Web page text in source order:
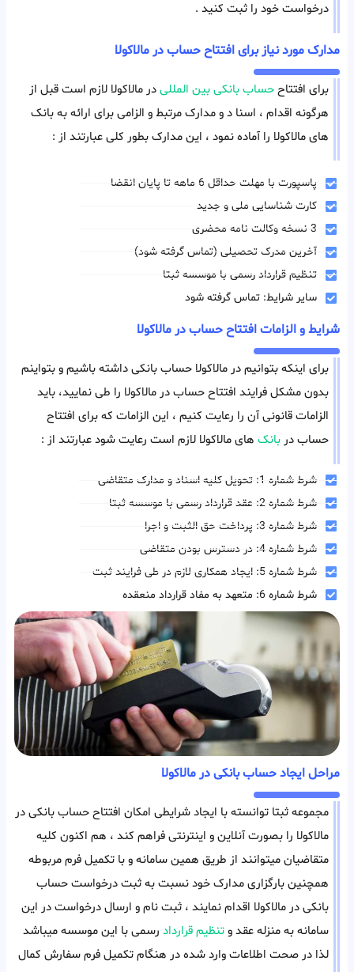
درخواست خود را ثبت کنید .
مدارک مورد نیاز برای افتتاح حساب در مالاکولا
برای افتتاححساب بانکی بین المللیدر مالاکولا لازم است قبل از
هرگونه اقدام ، اسنا د و مدارک مرتبط و الزامی برای ارائه به بانک
های مالاکولا را آماده نمود ، این مدارک بطور کلی عبارتند از :
پاسپورت با مهلت حداقل 6 ماهه تا پایان انقضا
کارت شناسایی ملی و جدید
3 نسخه وکالت نامه محضری
آخرین مدرک تحصیلی (تماس گرفته شود)
تنظیم قرارداد رسمی با موسسه ثبتا
سایر شرایط: تماس گرفته شود
شرایط و الزامات افتتاح حساب در مالاکولا
برای اینکه بتوانیم در مالاکولا حساب بانکی داشته باشیم و بتواینم
بدون مشکل فرایند افتتاح حساب در مالاکولا را طی نمایید، باید
الزامات قانونی آن را رعایت کنیم ، این الزامات که برای افتتاح
حساب در بانک های مالاکولا لازم است رعایت شود عبارتند از :
شرط شماره 1: تحویل کلیه اسناد و مدارک متقاضی
شرط شماره 2: عقد قرارداد رسمی با موسسه ثبتا
شرط شماره 3: پرداخت حق الثبت و اجرا
شرط شماره 4: در دسترس بودن متقاضی
شرط شماره 5: ایجاد همکاری لازم در طی فرایند ثبت
شرط شماره 6: متعهد به مفاد قرارداد منعقده
مراحل ایجاد حساب بانکی در مالاکولا
مجموعه ثبتا توانسته با ایجاد شرایطی امکان افتتاح حساب بانکی در
مالاکولا را بصورت آنلاین و اینترنتی فراهم کند ، هم اکنون کلیه
متقاضیان میتوانند از طریق همین سامانه و با تکمیل فرم مربوطه
همچنین بارگزاری مدارک خود نسبت به ثبت درخواست حساب
بانکی در مالاکولا اقدام نمایند ، ثبت نام و ارسال درخواست در این
سامانه به منزله عقد وتنظیم قرارداد رسمی با این موسسه میباشد
لذا در صحت اطلاعات وارد شده در هنگام تکمیل فرم سفارش کمال